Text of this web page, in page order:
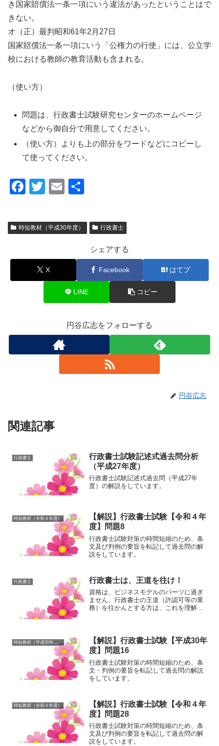
き国家賠償法一条一項にいう違法があったということはで
きない。
オ（正）最判昭和61年2月27日
国家賠償法一条一項にいう「公権力の行使」には、公立学
校における教師の教育活動も含まれる。
（使い方）
問題は、行政書士試験研究センターのホームページ
などから御自分で用意してください。
（使い方）よりも上の部分をワードなどにコピーし
て使ってください。
F
c
e
o
o
T
tt
er
E
ail
時短教材（平成30年度） 行政書士
シェアする
X Facebook はてブ
LINE コピー
円谷広志をフォローする
円谷広志
関連記事
行政書士
行政書士試験記述式過去問分析
（平成27年度）
行政書士試験記述式過去問（平成27年
度）の解説をしています。
時短教材（令和４年度）
【解説】行政書士試験【令和４年
度】問題8
行政書士試験対策の時間短縮のため、条
文及び判例の要旨を転記して過去問の解
説をしています。
行政書士 行政書士は、王道を往け！
資格は、ビジネスモデルのパーツに過ぎ
ません。行政書士の王道（許認可等の業
務）を往かんとする方は、これを理解し
【解説】行政書士試験【平成30年
度】問題16
行政書士試験対策の時間短縮のため、条
文・判例の要旨を転記して過去問の解説
をしています。
時短教材（令和４年度）
【解説】行政書士試験【令和４年
度】問題28
行政書士試験対策の時間短縮のため、条
文及び判例の要旨を転記して過去問の解
説をしています。